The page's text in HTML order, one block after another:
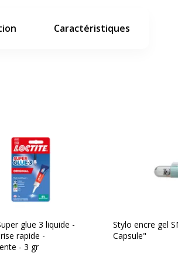
Caractéristiques
glue 3 liquide -
rapide -
- 3 gr
Stylo encre gel
Capsule"